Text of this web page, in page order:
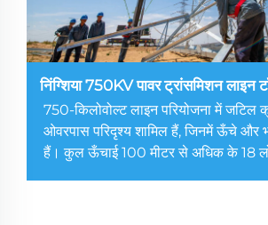
निंग्शिया 750KV पावर ट्रांसमिशन लाइन
750-किलोवोल्ट लाइन परियोजना में जटिल
ओवरपास परिदृश्य शामिल हैं, जिनमें ऊँचे और
हैं। कुल ऊँचाई 100 मीटर से अधिक के 18